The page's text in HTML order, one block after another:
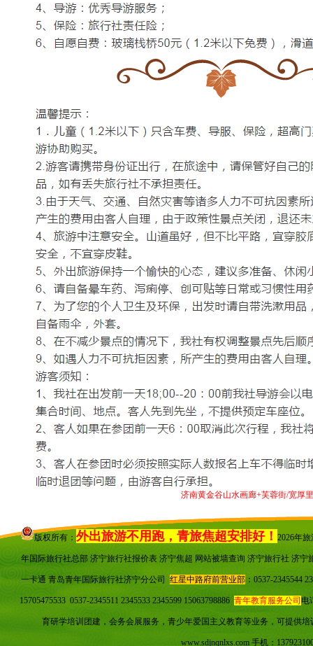
济南黄金谷山水画廊+芙蓉街/宽厚
版权所有： 外出旅游不用跑，青旅焦超安排好！ 2026年
年国际旅行社总部 济宁旅行社报价表 济宁焦超 网站被墙查询 济宁旅行社 济宁
一卡通 青岛青年国际旅行社济宁分公司 红星中路府前营业部：0537-2345544
15705475533 0537-2345511 2345533 2345599 15063798886 青年教育服务公司 电
育研学培训团建，会务会展服务，青少年爱国主义教育等业务，可提供
www.sdjnqnlxs.com手机：